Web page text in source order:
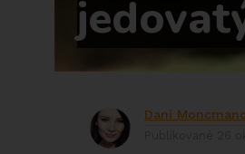
Dani